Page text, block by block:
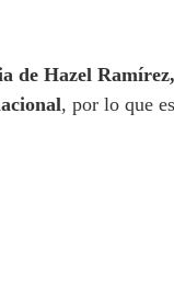
de Hazel
, por lo que